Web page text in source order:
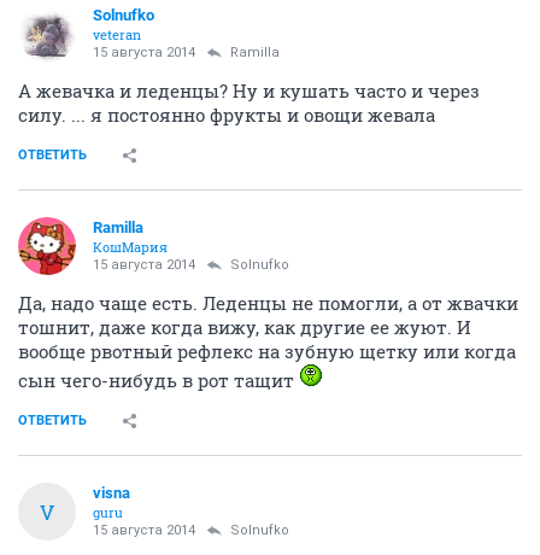
Solnufko
veteran
15 августа 2014 Ramilla
А жевачка и леденцы? Ну и кушать часто и через
силу. ... я постоянно фрукты и овощи жевала
ОТВЕТИТЬ
Ramilla
КошМария
15 августа 2014 Solnufko
Да, надо чаще есть. Леденцы не помогли, а от жвачки
тошнит, даже когда вижу, как другие ее жуют. И
вообще рвотный рефлекс на зубную щетку или когда
сын чего-нибудь в рот тащит
ОТВЕТИТЬ
V
visna
guru
15 августа 2014 Solnufko